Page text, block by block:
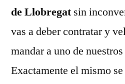
de Llobregatsin
vas a deber contratar y
mandar a uno de
Exactamente el mismo